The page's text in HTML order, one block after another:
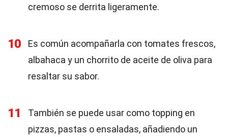
cremoso se derrita ligeramente.
10
Es común acompañarla con tomates frescos,
albahaca y un chorrito de aceite de oliva para
resaltar su sabor.
11
También se puede usar como topping en
pizzas, pastas o ensaladas, añadiendo un